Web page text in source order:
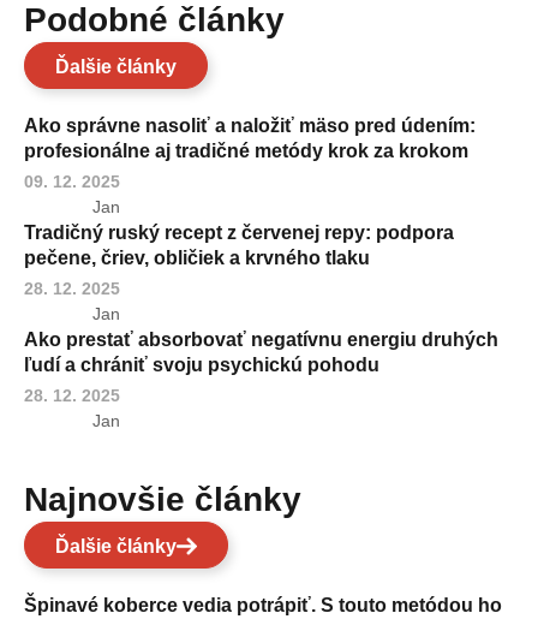
Podobné články
Ďalšie články
Ako správne nasoliť a naložiť mäso pred údením:
profesionálne aj tradičné metódy krok za krokom
09. 12. 2025
Jan
Tradičný ruský recept z červenej repy: podpora
pečene, čriev, obličiek a krvného tlaku
28. 12. 2025
Jan
Ako prestať absorbovať negatívnu energiu druhých
ľudí a chrániť svoju psychickú pohodu
28. 12. 2025
Jan
Najnovšie články
Ďalšie články
Špinavé koberce vedia potrápiť. S touto metódou ho